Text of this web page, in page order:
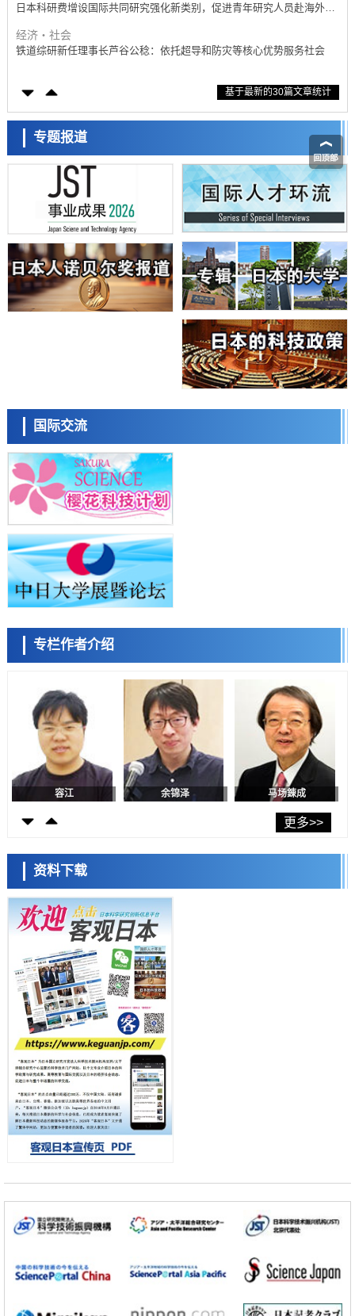
日本科研费增设国际共同研究强化新类别，促进青年研究人员赴海外开
经济・社会
铁道综研新任理事长芦谷公稔：依托超导和防灾等核心优势服务社会
东京大学通过叶绿体基因组编辑技术强化碳固定酶，成功提高光合作用
科学研究
藤田医科大学等成功鉴定出非结核分枝杆菌生存的必需基因，首次揭示
该基因的必要性因菌株而异
经济・社会
【AI法下篇】如何应对AI的不可控性——中央大学平野晋教授专访
科学研究
日本学术会议：为保持土壤健康应采取哪些措施？探讨土壤保护与强化
的具体对策
科学研究
大阪大学开发基于水氢键网络的温度预测新方法，AI从分子排列信息中
高精度解读
经济・社会
【AI法上篇】如何对“将人生交给AI”保持危机感——中央大学平野晋教
庆应义塾大学阐明脑内“游击手”小胶质细胞包裹保护受损神经细胞的机
制，有望用于开发阿尔茨海默病等疾病疗法
劣化抑制机制，为提升轮胎安全性与耐久性的材料设计开辟道路
科学研究
近畿大学等发现植物染料“日本茜”的红色成分可抑制老化与炎症，有望
科学研究
群马大学开发针对难治性癫痫的新型基因疗法，利用超小型GAD67启动
子抑制发作
科学研究
九州大学揭示夜间眼压升高机制：两种激素波动叠加所致
科学研究
东京都产技研采用新手法开发出可稳定工作至300℃的介电材料，已验
证电容器可在汽车发动机等高温环境下工作
经济・社会
日本生成式AI使用者占比一年内翻倍，但与中美德仍有较大差距
政策
日本修订首都直下型地震紧急对策：目标为死亡人数至少减半，重点强
化火灾防控
福井大学发现细胞记忆过往并抑制反应的机制，阐明即便DNA相同反应
迥异之谜
科学研究
神户大学确认口服癌症疫苗B440单药给药的安全性，在转移性尿路上皮
癌患者中开展临床试验
日本发布《令和8年版科学技术与创新白皮书》，解读第七期基本计划
首年度政策方向
科学研究
东京大学发现可诱导细胞死亡的新型信使物质
东京都健康长寿医疗中心跨器官揭示衰老过程中的糖链变化
科学研究
产总研无需石油利用松脂制备石墨前驱体，可作为电池电极材料
科学研究
东京大学和海上保安厅等发现南海海槽沿线板块边界锁定状态存在区域
差异
政策
日本第2次医疗研究开发调整费，根据一线实际情况和需求分配99.3亿
日元
科学研究
千叶大学鉴定出导致难治性疾病“肺高血压症”恶化的蛋白质“MYL9/12”，
会引发血管结构恶化
科学研究
京都大学高效生成光的构成单元“光子”，可应用于量子计算机
科学研究
开发出300亿年仅误差1秒的光晶格钟，构建网络将其打造为下一代社会
基础设施
经济・社会
科学研究
带大量基因的人工细胞
政策
基于最新的30篇文章统计
专题报道
国际交流
专栏作者介绍
流员
小岩井忠道
陈小牧 李鸥 安宁
容江 余锦泽 马场錬成
日本科学未来馆 科学交
流员
小岩井忠道 泷川 进
更多>>
资料下载